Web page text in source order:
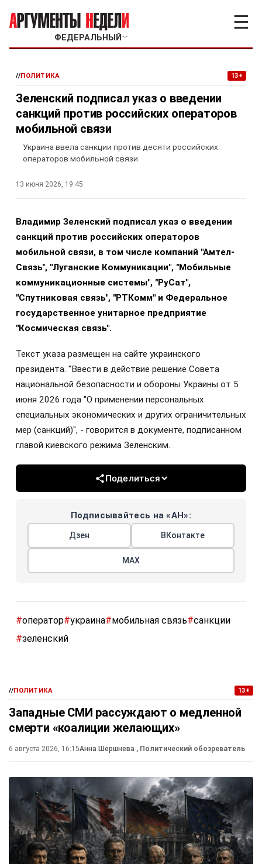
ФЕДЕРАЛЬНЫЙ ﹀
☰
//ПОЛИТИКА 13+
Зеленский подписал указ о введении
санкций против российских операторов
мобильной связи
Украина ввела санкции против десяти российских
операторов мобильной связи
13 июня 2026, 19:45
Владимир Зеленский подписал указ о введении
санкций против российских операторов
мобильной связи, в том числе компаний "Амтел-
Связь", "Луганские Коммуникации", "Мобильные
коммуникационные системы", "РуСат",
"Спутниковая связь", "РТКомм" и Федеральное
государственное унитарное предприятие
"Космическая связь".
Текст указа размещен на сайте украинского
президента. "Ввести в действие решение Совета
национальной безопасности и обороны Украины от 5
июня 2026 года "О применении персональных
специальных экономических и других ограничительных
мер (санкций)", - говорится в документе, подписанном
главой киевского режима Зеленским.
Поделиться
Подписывайтесь на «АН»:
Дзен ВКонтакте
МАХ
#оператор#украина#мобильная связь#санкции
#зеленский
//ПОЛИТИКА 13+
Западные СМИ рассуждают о медленной
смерти «коалиции желающих»
6 августа 2026, 16:15Анна Шершнева , Политический обозреватель